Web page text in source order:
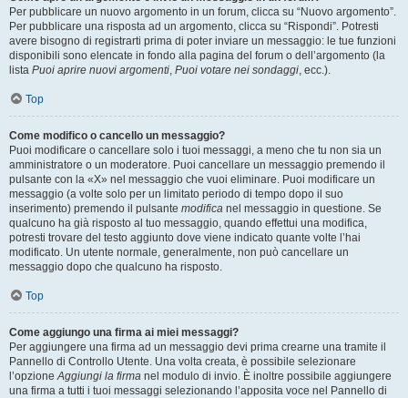
Per pubblicare un nuovo argomento in un forum, clicca su “Nuovo argomento”.
Per pubblicare una risposta ad un argomento, clicca su “Rispondi”. Potresti
avere bisogno di registrarti prima di poter inviare un messaggio: le tue funzioni
disponibili sono elencate in fondo alla pagina del forum o dell’argomento (la
lista Puoi aprire nuovi argomenti, Puoi votare nei sondaggi, ecc.).
Top
Come modifico o cancello un messaggio?
Puoi modificare o cancellare solo i tuoi messaggi, a meno che tu non sia un
amministratore o un moderatore. Puoi cancellare un messaggio premendo il
pulsante con la «X» nel messaggio che vuoi eliminare. Puoi modificare un
messaggio (a volte solo per un limitato periodo di tempo dopo il suo
inserimento) premendo il pulsante modifica nel messaggio in questione. Se
qualcuno ha già risposto al tuo messaggio, quando effettui una modifica,
potresti trovare del testo aggiunto dove viene indicato quante volte l’hai
modificato. Un utente normale, generalmente, non può cancellare un
messaggio dopo che qualcuno ha risposto.
Top
Come aggiungo una firma ai miei messaggi?
Per aggiungere una firma ad un messaggio devi prima crearne una tramite il
Pannello di Controllo Utente. Una volta creata, è possibile selezionare
l’opzioneAggiungi la firma nel modulo di invio. È inoltre possibile aggiungere
una firma a tutti i tuoi messaggi selezionando l’apposita voce nel Pannello di